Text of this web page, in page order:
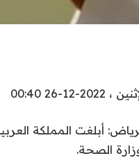
، 2022-12-26 00:40
الصحة.